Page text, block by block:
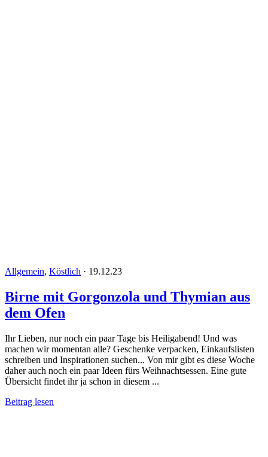
Allgemein, Köstlich · 19.12.23
Birne mit Gorgonzola und Thymian aus
dem Ofen
Ihr Lieben, nur noch ein paar Tage bis Heiligabend! Und was
machen wir momentan alle? Geschenke verpacken, Einkaufslisten
schreiben und Inspirationen suchen... Von mir gibt es diese Woche
daher auch noch ein paar Ideen fürs Weihnachtsessen. Eine gute
Übersicht findet ihr ja schon in diesem ...
Beitrag lesen